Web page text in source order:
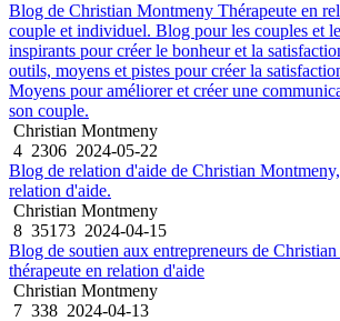
Blog de Christian Montmeny Thérapeute en
couple et individuel. Blog pour les couples et
inspirants pour créer le bonheur et la
outils, moyens et pistes pour créer la
Moyens pour améliorer et créer une
son couple.
Christian Montmeny
4 2306 2024-05-22
Blog de relation d'aide de Christian
relation d'aide.
Christian Montmeny
8 35173 2024-04-15
Blog de soutien aux entrepreneurs de
thérapeute en relation d'aide
Christian Montmeny
7 338 2024-04-13